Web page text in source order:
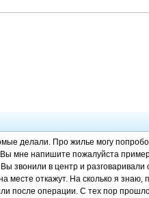
делали. Про жилье могу
мне напишите пожалуйста
звонили в центр и разговаривали
месте откажут. На сколько я
после операции. С тех пор